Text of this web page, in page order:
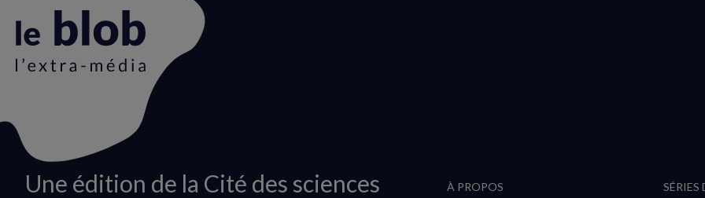
Animation
Une édition de la Cité des sciences
À PROPOS SÉRIES